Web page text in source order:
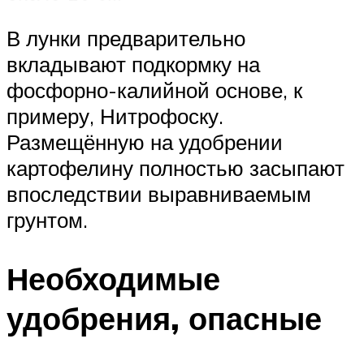
В лунки предварительно
вкладывают подкормку на
фосфорно-калийной основе, к
примеру, Нитрофоску.
Размещённую на удобрении
картофелину полностью засыпают
впоследствии выравниваемым
грунтом.
Необходимые
удобрения, опасные